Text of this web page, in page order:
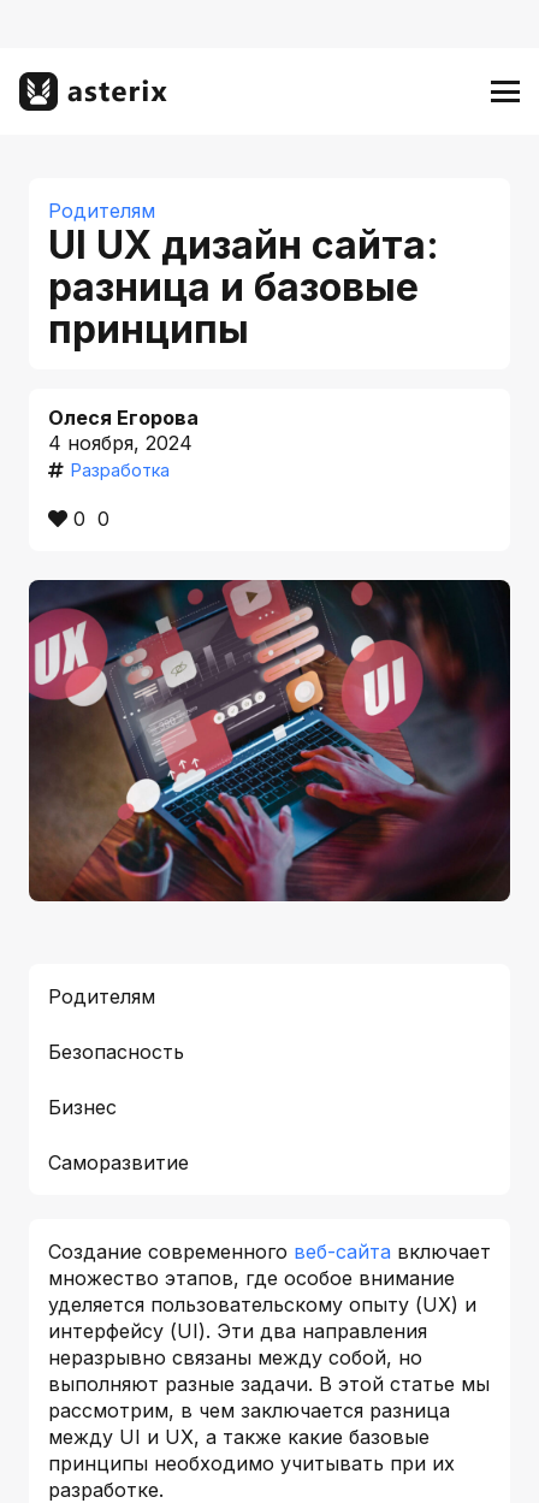
Родителям
UI UX дизайн сайта:
разница и базовые
принципы
Олеся Егорова
4 ноября, 2024
Разработка
0 0
Родителям
Безопасность
Бизнес
Саморазвитие
Создание современного веб-сайта включает
множество этапов, где особое внимание
уделяется пользовательскому опыту (UX) и
интерфейсу (UI). Эти два направления
неразрывно связаны между собой, но
выполняют разные задачи. В этой статье мы
рассмотрим, в чем заключается разница
между UI и UX, а также какие базовые
принципы необходимо учитывать при их
разработке.